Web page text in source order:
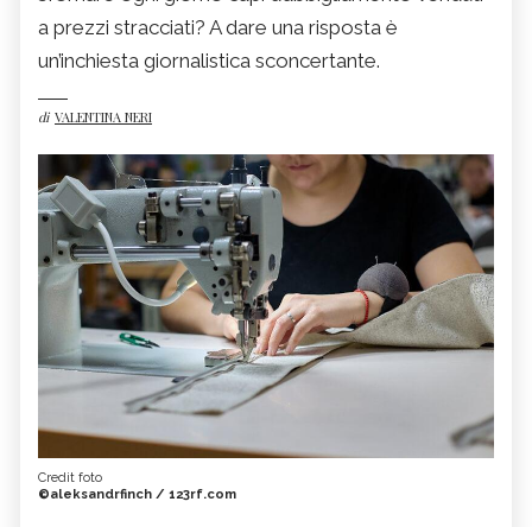
a prezzi stracciati? A dare una risposta è
un’inchiesta giornalistica sconcertante.
di VALENTINA NERI
Credit foto
©aleksandrfinch / 123rf.com